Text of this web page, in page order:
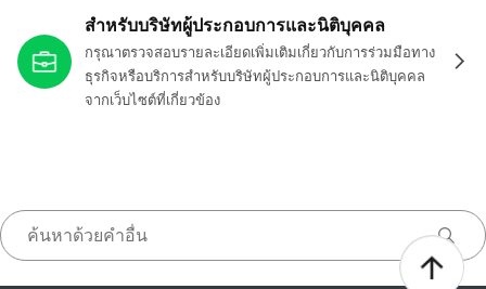
สำหรับบริษัทผู้ประกอบการและนิติบุคคล
กรุณาตรวจสอบรายละเอียดเพิ่มเติมเกี่ยวกับการร่วมมือทาง
ธุรกิจหรือบริการสำหรับบริษัทผู้ประกอบการและนิติบุคคล
จากเว็บไซต์ที่เกี่ยวข้อง